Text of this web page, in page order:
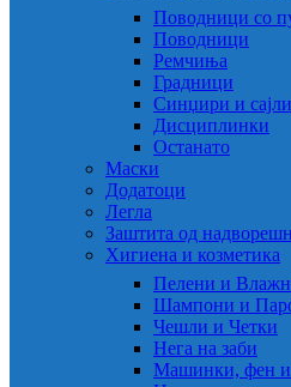
Поводници со
Поводници
Ремчиња
Градници
Синџири и сајли
Дисциплинки
Останато
Маски
Додатоци
Легла
Заштита од
Хигиена и козметика
Пелени и
Шампони и
Чешли и Четки
Нега на заби
Машинки, фен